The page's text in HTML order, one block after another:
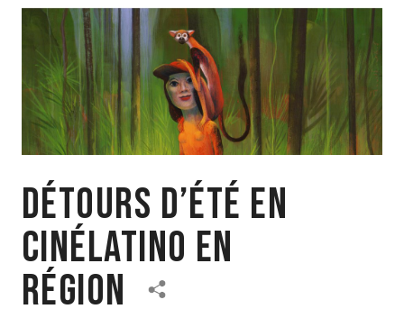
Détours d’été en
Cinélatino en
région